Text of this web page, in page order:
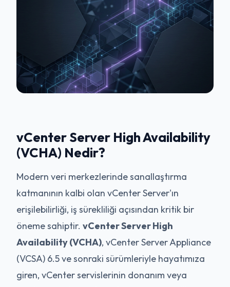
vCenter Server High Availability
(VCHA) Nedir?
Modern veri merkezlerinde sanallaştırma
katmanının kalbi olan vCenter Server'ın
erişilebilirliği, iş sürekliliği açısından kritik bir
öneme sahiptir. vCenter Server High
Availability (VCHA), vCenter Server Appliance
(VCSA) 6.5 ve sonraki sürümleriyle hayatımıza
giren, vCenter servislerinin donanım veya